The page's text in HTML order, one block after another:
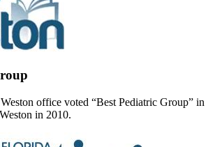
office voted “Best Pediatric Group” in
in 2010.